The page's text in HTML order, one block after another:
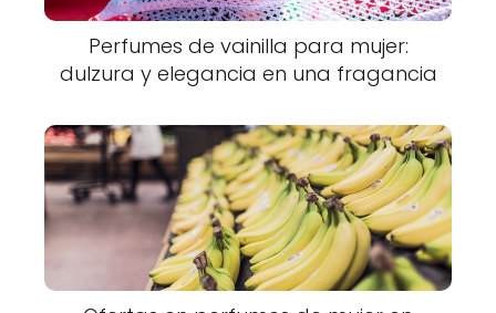
Perfumes de vainilla para mujer:
dulzura y elegancia en una fragancia